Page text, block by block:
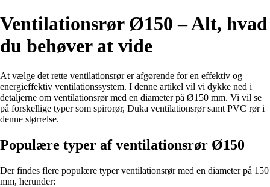
Ventilationsrør Ø150 – Alt, hvad
du behøver at vide
At vælge det rette ventilationsrør er afgørende for en effektiv og
energieffektiv ventilationssystem. I denne artikel vil vi dykke ned i
detaljerne om ventilationsrør med en diameter på Ø150 mm. Vi vil se
på forskellige typer som spirorør, Duka ventilationsrør samt PVC rør i
denne størrelse.
Populære typer af ventilationsrør Ø150
Der findes flere populære typer ventilationsrør med en diameter på 150
mm, herunder: